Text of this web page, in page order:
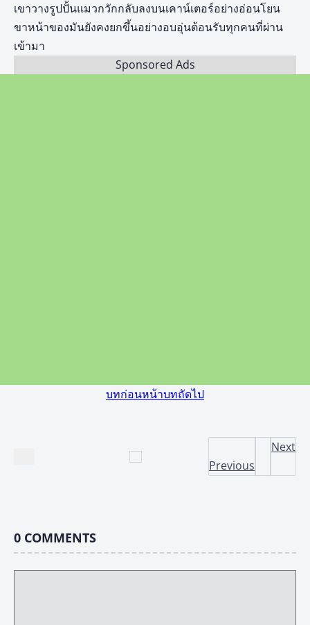
เขาวางรูปปั้นแมวกวักกลับลงบนเคาน์เตอร์อย่างอ่อนโยน
ขาหน้าของมันยังคงยกขึ้นอย่างอบอุ่นต้อนรับทุกคนที่ผ่าน
เข้ามา
Sponsored Ads
บทก่อนหน้าบทถัดไป
Previous
Next
0 COMMENTS